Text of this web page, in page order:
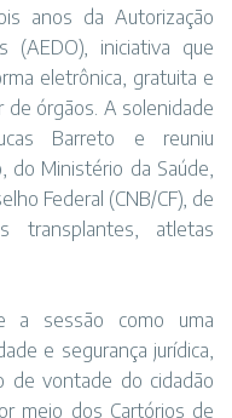
anos da Autorização
(AEDO), iniciativa que
eletrônica, gratuita e
órgãos. A solenidade
Barreto e reuniu
do Ministério da Saúde,
Federal (CNB/CF), de
transplantes, atletas
a sessão como uma
e segurança jurídica,
de vontade do cidadão
meio dos Cartórios de